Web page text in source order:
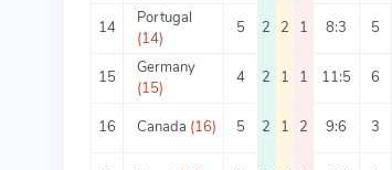
14
Portugal
(14)
5 2 2 1 8:3 5
15
Germany
(15)
4 2 1 1 11:5 6
16
Canada (16) 5 2 1 2 9:6 3